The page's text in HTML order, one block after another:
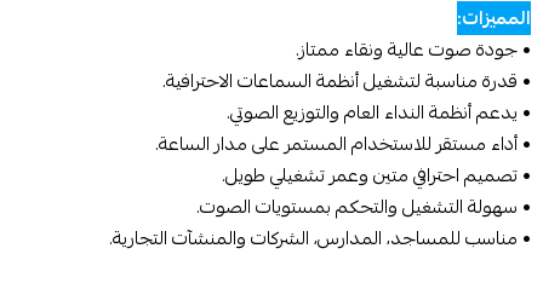
المميزات:
• جودة صوت عالية ونقاء ممتاز.
• قدرة مناسبة لتشغيل أنظمة السماعات الاحترافية.
• يدعم أنظمة النداء العام والتوزيع الصوتي.
• أداء مستقر للاستخدام المستمر على مدار الساعة.
• تصميم احترافي متين وعمر تشغيلي طويل.
• سهولة التشغيل والتحكم بمستويات الصوت.
• مناسب للمساجد، المدارس، الشركات والمنشآت التجارية.